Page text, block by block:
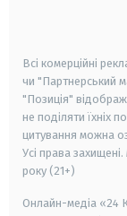
Всі комерційні
чи "Партнерський
"Позиція"
не поділяти їхніх
цитування можна
Усі права захищені.
року (21+)
Онлайн-медіа «24